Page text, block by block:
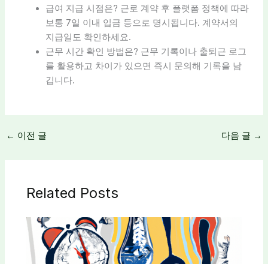
급여 지급 시점은? 근로 계약 후 플랫폼 정책에 따라
보통 7일 이내 입금 등으로 명시됩니다. 계약서의
지급일도 확인하세요.
근무 시간 확인 방법은? 근무 기록이나 출퇴근 로그
를 활용하고 차이가 있으면 즉시 문의해 기록을 남
깁니다.
← 이전 글 다음 글 →
Related Posts